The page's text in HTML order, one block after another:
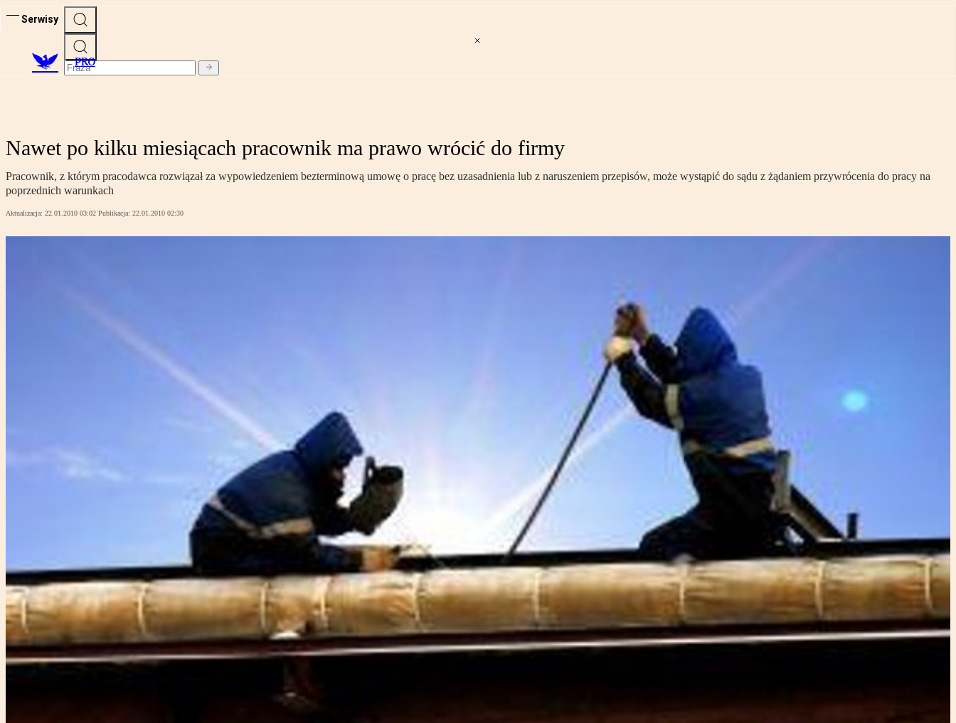
Serwisy
PRO
Nawet po kilku miesiącach pracownik ma prawo wrócić do firmy
Pracownik, z którym pracodawca rozwiązał za wypowiedzeniem bezterminową umowę o pracę bez uzasadnienia lub z naruszeniem przepisów, może wystąpić do sądu z żądaniem przywrócenia do pracy na
poprzednich warunkach
Aktualizacja: 22.01.2010 03:02 Publikacja: 22.01.2010 02:30